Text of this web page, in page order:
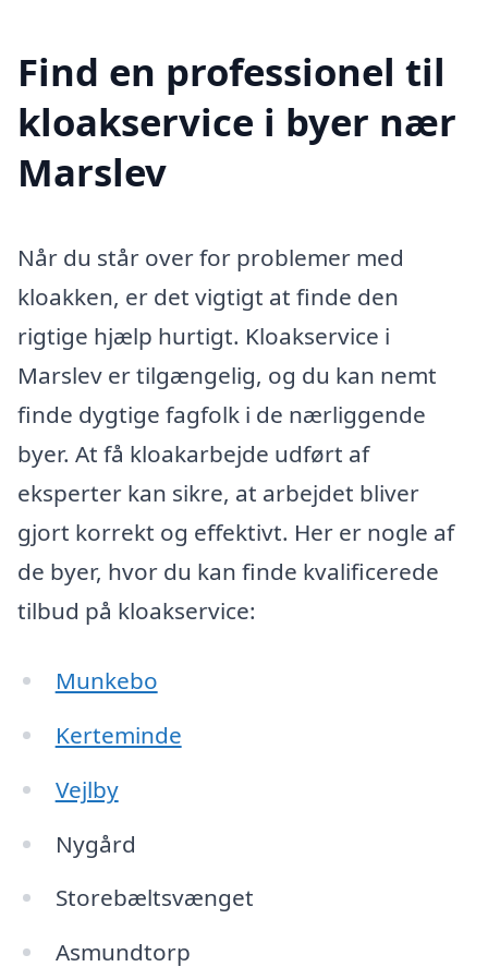
Find en professionel til
kloakservice i byer nær
Marslev
Når du står over for problemer med
kloakken, er det vigtigt at finde den
rigtige hjælp hurtigt. Kloakservice i
Marslev er tilgængelig, og du kan nemt
finde dygtige fagfolk i de nærliggende
byer. At få kloakarbejde udført af
eksperter kan sikre, at arbejdet bliver
gjort korrekt og effektivt. Her er nogle af
de byer, hvor du kan finde kvalificerede
tilbud på kloakservice:
Munkebo
Kerteminde
Vejlby
Nygård
Storebæltsvænget
Asmundtorp